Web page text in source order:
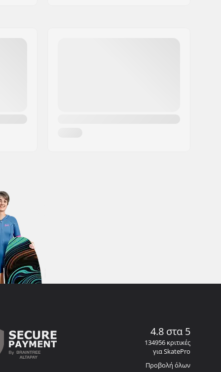
4.8 στα 5
134956 κριτικές
για SkatePro
Προβολή όλων